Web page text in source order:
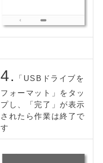
4.
「USBドライブを
フォーマット」をタッ
プし、「完了」が表示
されたら作業は終了で
す